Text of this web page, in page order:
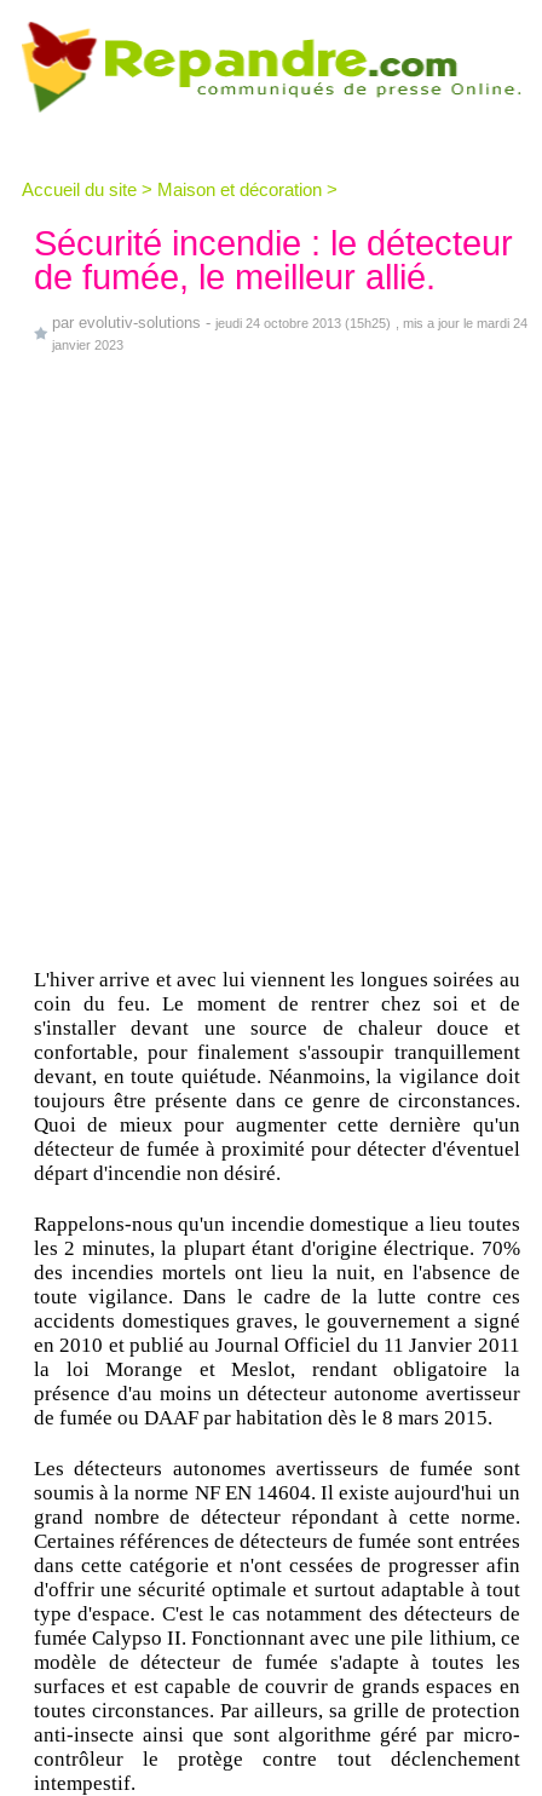
Accueil du site > Maison et décoration >
Sécurité incendie : le détecteur
de fumée, le meilleur allié.
par evolutiv-solutions - jeudi 24 octobre 2013 (15h25)
, mis a jour le mardi 24
janvier 2023
L'hiver arrive et avec lui viennent les longues soirées au
coin du feu. Le moment de rentrer chez soi et de
s'installer devant une source de chaleur douce et
confortable, pour finalement s'assoupir tranquillement
devant, en toute quiétude. Néanmoins, la vigilance doit
toujours être présente dans ce genre de circonstances.
Quoi de mieux pour augmenter cette dernière qu'un
détecteur de fumée à proximité pour détecter d'éventuel
départ d'incendie non désiré.
Rappelons-nous qu'un incendie domestique a lieu toutes
les 2 minutes, la plupart étant d'origine électrique. 70%
des incendies mortels ont lieu la nuit, en l'absence de
toute vigilance. Dans le cadre de la lutte contre ces
accidents domestiques graves, le gouvernement a signé
en 2010 et publié au Journal Officiel du 11 Janvier 2011
la loi Morange et Meslot, rendant obligatoire la
présence d'au moins un détecteur autonome avertisseur
de fumée ou DAAF par habitation dès le 8 mars 2015.
Les détecteurs autonomes avertisseurs de fumée sont
soumis à la norme NF EN 14604. Il existe aujourd'hui un
grand nombre de détecteur répondant à cette norme.
Certaines références de détecteurs de fumée sont entrées
dans cette catégorie et n'ont cessées de progresser afin
d'offrir une sécurité optimale et surtout adaptable à tout
type d'espace. C'est le cas notamment des détecteurs de
fumée Calypso II. Fonctionnant avec une pile lithium, ce
modèle de détecteur de fumée s'adapte à toutes les
surfaces et est capable de couvrir de grands espaces en
toutes circonstances. Par ailleurs, sa grille de protection
anti-insecte ainsi que sont algorithme géré par micro-
contrôleur le protège contre tout déclenchement
intempestif.